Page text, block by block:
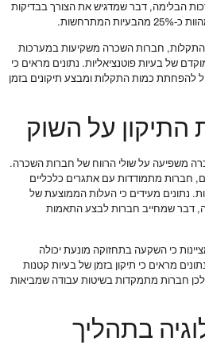
ממערכות הבלימה, דבר שמדגיש את הצורך בבדיקות
המתרחשות.
חברות השכרה משקיעות במערכות
של בעיות פוטנציאליות. נתונים מראים כי
להפחתת כמות התקלות ומבצע תיקונים בזמן
התיקון על השוק
משפיעה על שולי הרווח של חברות השכרה.
חברות מתמודדות עם אתגרים כלכליים
נתונים מעידים כי העלות הממוצעת של
בשנה האחרונה, דבר שמחייב חברות לבצע התאמות
כי השקעה בתחזוקה מונעת יכולה
מראים כי תיקון בזמן של בעיות קטנות
ולכן חברות מתמקדות בשיטות עבודה שמביאות
בתהליך